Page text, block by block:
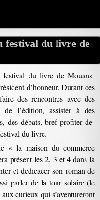
festival du livre de
du livre de Mouans-
d’honneur. Durant ces
des rencontres avec des
de l’édition, assister à des
des débats, bref profiter de
du livre.
« la maison du commerce
présent les 2, 3 et 4 dans la
et dédicacer son roman de
parler de la tour solaire (le
aux curieux qui s’aventureront